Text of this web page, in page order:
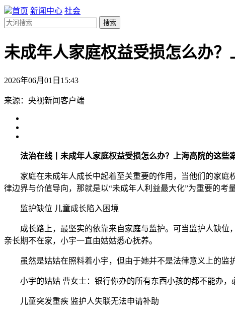
首页 新闻中心 社会
搜索
未成年人家庭权益受损怎么办
2026年06月01日15:43
来源：央视新闻客户端
法治在线丨未成年人家庭权益受损怎么办？上海高院的这些
家庭在未成年人成长中起着至关重要的作用，当他们的家庭
律边界与价值导向，那就是以“未成年人利益最大化”为重要的考
监护缺位 儿童成长陷入困境
成长路上，最坚实的依靠来自家庭与监护。可当监护人缺位
亲长期不在家，小宇一直由姑姑悉心抚养。
虽然是姑姑在照料着小宇，但由于她并不是法律意义上的监
小宇的姑姑 曹女士：银行你办的所有东西小孩的都不能办，
儿童突发重疾 监护人失联无法申请补助